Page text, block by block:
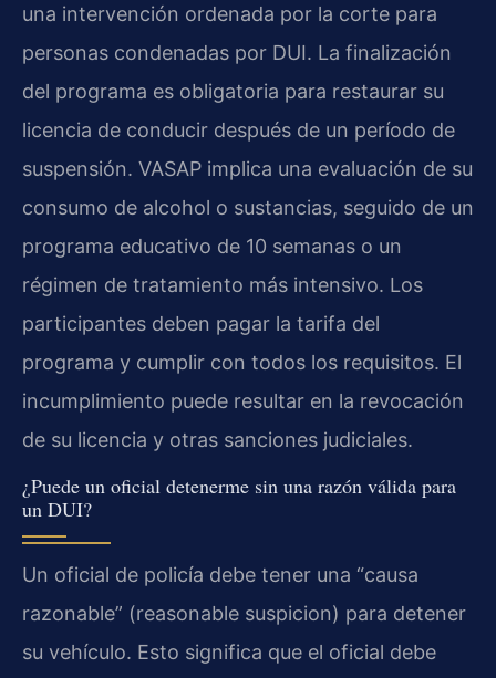
una intervención ordenada por la corte para
personas condenadas por DUI. La finalización
del programa es obligatoria para restaurar su
licencia de conducir después de un período de
suspensión. VASAP implica una evaluación de su
consumo de alcohol o sustancias, seguido de un
programa educativo de 10 semanas o un
régimen de tratamiento más intensivo. Los
participantes deben pagar la tarifa del
programa y cumplir con todos los requisitos. El
incumplimiento puede resultar en la revocación
de su licencia y otras sanciones judiciales.
¿Puede un oficial detenerme sin una razón válida para
un DUI?
Un oficial de policía debe tener una “causa
razonable” (reasonable suspicion) para detener
su vehículo. Esto significa que el oficial debe